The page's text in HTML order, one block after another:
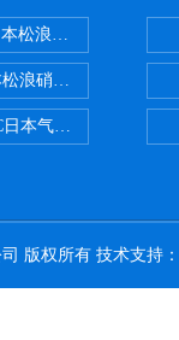
本松浪硝子玻璃制品载
浪硝子载玻片
本气体分割器
版权所有 技术支持：